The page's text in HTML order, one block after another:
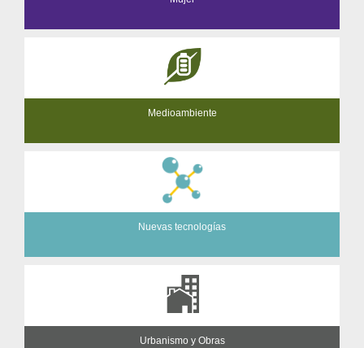
Medioambiente
Nuevas tecnologías
Urbanismo y Obras